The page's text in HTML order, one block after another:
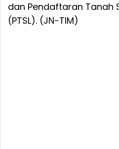
dan Pendaftaran Tanah
(PTSL). (JN-TIM)